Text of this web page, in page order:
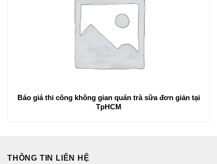
Báo giá thi công không gian quán trà sữa đơn giản tại
TpHCM
THÔNG TIN LIÊN HỆ